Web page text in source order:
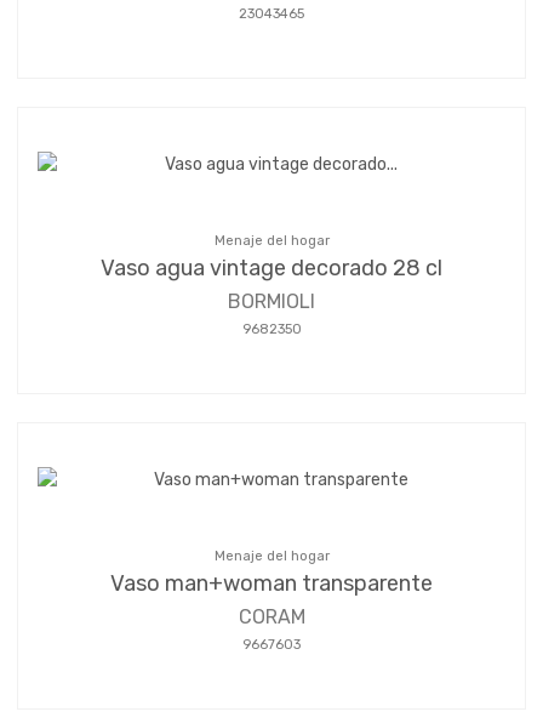
23043465
Menaje del hogar
Vaso agua vintage decorado 28 cl
BORMIOLI
9682350
Menaje del hogar
Vaso man+woman transparente
CORAM
9667603